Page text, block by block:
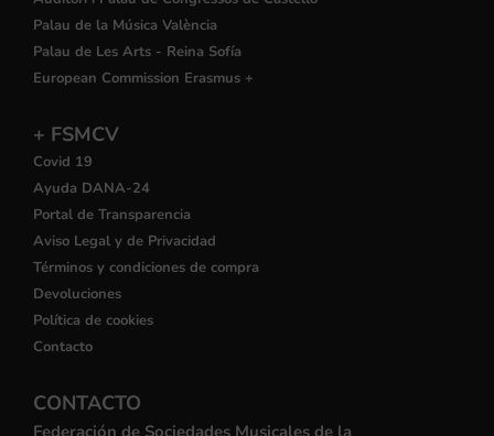
Palau de la Música València
Palau de Les Arts - Reina Sofía
European Commission Erasmus +
+ FSMCV
Covid 19
Ayuda DANA-24
Portal de Transparencia
Aviso Legal y de Privacidad
Términos y condiciones de compra
Devoluciones
Política de cookies
Contacto
CONTACTO
Federación de Sociedades Musicales de la